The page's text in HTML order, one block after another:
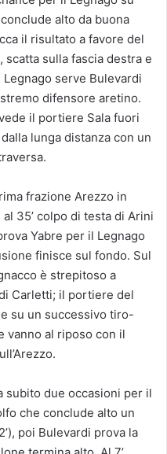
alto da buona
il risultato a favore del
scatta sulla fascia destra e
Legnago serve Bulevardi
difensore aretino.
il portiere Sala fuori
lunga distanza con un
frazione Arezzo in
35’ colpo di testa di Arini
Yabre per il Legnago
finisce sul fondo. Sul
è strepitoso a
Carletti; il portiere del
su un successivo tiro-
vanno al riposo con il
subito due occasioni per il
che conclude alto un
poi Bulevardi prova la